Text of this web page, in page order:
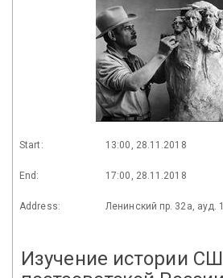
Start: 13:00, 28.11.2018
End: 17:00, 28.11.2018
Address: Ленинский пр. 32а, ауд.
Изучение истории